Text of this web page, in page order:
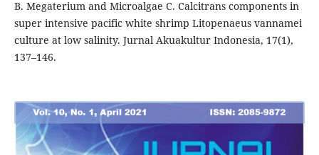
B. Megaterium and Microalgae C. Calcitrans components in
super intensive pacific white shrimp Litopenaeus vannamei
culture at low salinity. Jurnal Akuakultur Indonesia, 17(1),
137–146.